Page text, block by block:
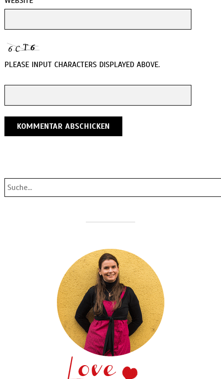
PLEASE INPUT CHARACTERS DISPLAYED ABOVE.